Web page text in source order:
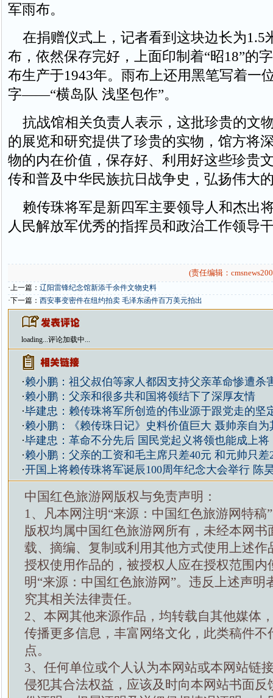
军雨布。
在捐赠仪式上，记者看到这块边长为1.5
布，依然保存完好，上面印制着“昭18”的
布生产于1943年。雨布上还用黑笔写着一
字——“横岛队 浅坚包作”。
抗战馆相关负责人表示，这批珍贵的文
的展览和研究提供了珍贵的实物，馆方将
物的内在价值，保存好、利用好这些珍贵
传和普及中华民族抗日战争史，弘扬伟大
赖传珠将军是新四军主要领导人和杰出
人民解放军优秀的指挥员和政治工作领导
(责任编辑：
·上一篇： 辽阳雷锋纪念馆新添千余件文物史料
·下一篇： 西安事变密件在纽约拍卖 毛泽东函件百万美元拍出
loading...评论加载中...
·赖小鹏：祖父叔伯等家人都因支持父亲革命惨遭杀
·赖小鹏：父亲和很多共和国将领结下了深厚友情
·毕建忠：赖传珠将军所创造的伟业源于跟党走的坚
·赖小鹏：《赖传珠日记》史料价值巨大 聂帅亲自为
·毕建忠：革命不分先后 国民党起义将领也能成上将
·赖小鹏：父亲的工资和毛主席只差40元 和元帅只差
·开国上将赖传珠将军诞辰100周年纪念大会举行 陈
中国红色旅游网版权与免责声明：
1、凡本网注明“来源：中国红色旅游网特稿
版权均属中国红色旅游网所有，未经本网书
载、摘编、复制或利用其他方式使用上述作
授权使用作品的，被授权人应在授权范围内
明“来源：中国红色旅游网”。违反上述声明
究其相关法律责任。
2、本网其他来源作品，均转载自其他媒体
传播更多信息，丰富网络文化，此类稿件不
点。
3、任何单位或个人认为本网站或本网站链
侵犯其合法权益，应该及时向本网站书面反